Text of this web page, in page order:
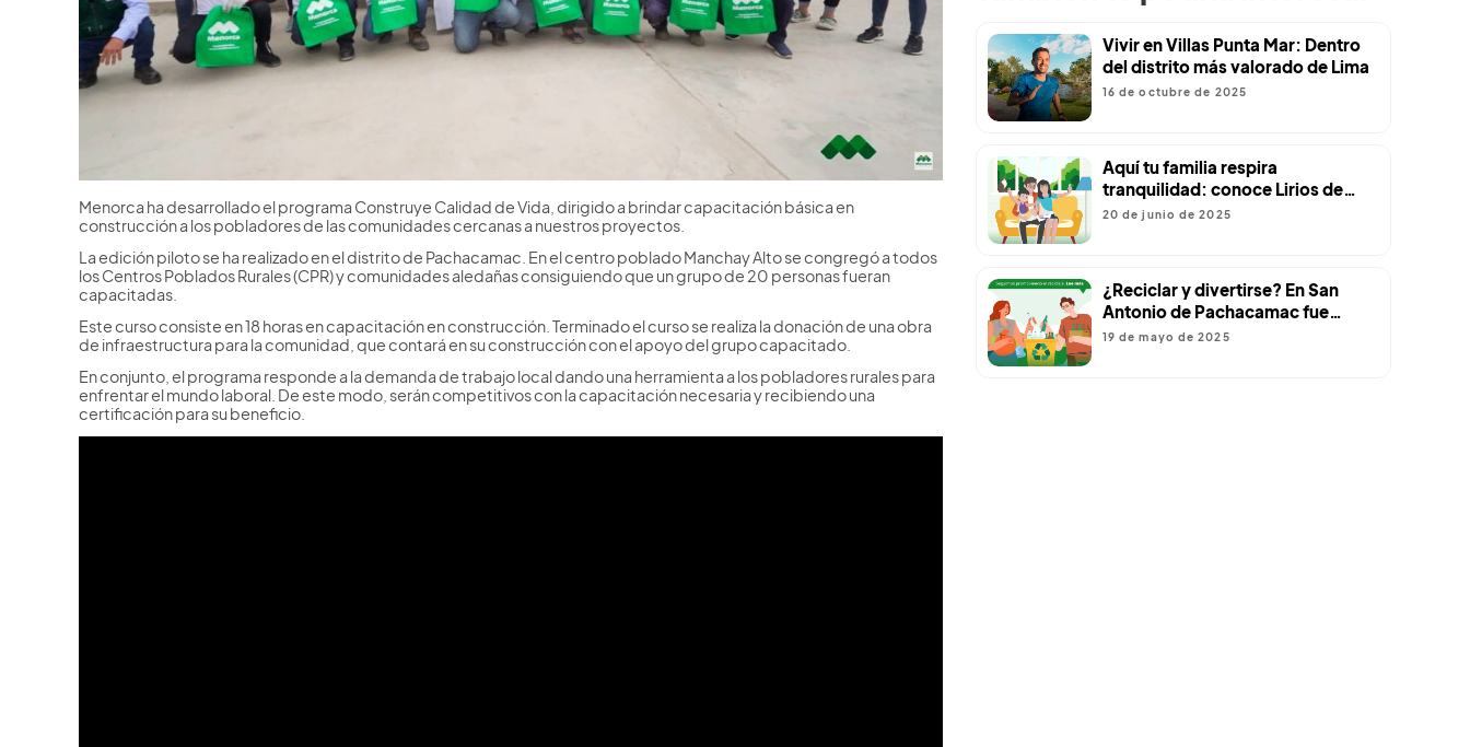
Menorca ha desarrollado el programa Construye Calidad de Vida, dirigido a brindar capacitación básica en
construcción a los pobladores de las comunidades cercanas a nuestros proyectos.
La edición piloto se ha realizado en el distrito de Pachacamac. En el centro poblado Manchay Alto se congregó a todos
los Centros Poblados Rurales (CPR) y comunidades aledañas consiguiendo que un grupo de 20 personas fueran
capacitadas.
Este curso consiste en 18 horas en capacitación en construcción. Terminado el curso se realiza la donación de una obra
de infraestructura para la comunidad, que contará en su construcción con el apoyo del grupo capacitado.
En conjunto, el programa responde a la demanda de trabajo local dando una herramienta a los pobladores rurales para
enfrentar el mundo laboral. De este modo, serán competitivos con la capacitación necesaria y recibiendo una
certificación para su beneficio.
Vivir en Villas Punta Mar: Dentro
del distrito más valorado de Lima
16 de octubre de 2025
Aquí tu familia respira
tranquilidad: conoce Lirios de
Carabayllo
20 de junio de 2025
¿Reciclar y divertirse? En San
Antonio de Pachacamac fue
posible
19 de mayo de 2025